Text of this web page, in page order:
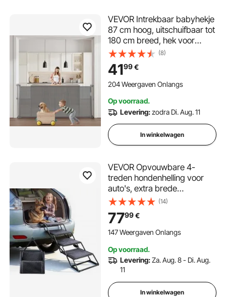
VEVOR Intrekbaar babyhekje
87 cm hoog, uitschuifbaar tot
180 cm breed, hek voor
kinderen of huisdieren,
gaasmateriaal, eenvoudig te
installeren, voor
binnentrappen, deuren,
(8)
4199€
204 Weergaven Onlangs
Op voorraad.
Levering:zodra Di. Aug. 11
In winkelwagen
VEVOR Opvouwbare 4-
treden hondenhelling voor
auto's, extra brede
hondenhelling voor grote
honden met
antislipoppervlak, draagbaar
hulpmiddel voor toegang tot
hoogslapers, banken,
draagvermogen tot 113 kg
(14)
7799€
147 Weergaven Onlangs
Op voorraad.
Levering:Za. Aug. 8 - Di. Aug.
11
In winkelwagen